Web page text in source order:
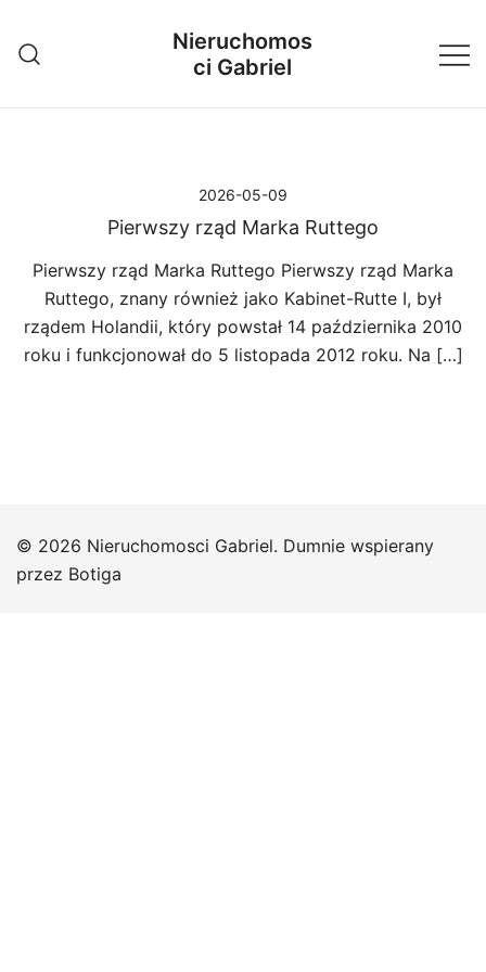
treści
Nieruchomos
ci Gabriel
2026-05-09
Pierwszy rząd Marka Ruttego
Pierwszy rząd Marka Ruttego Pierwszy rząd Marka
Ruttego, znany również jako Kabinet-Rutte I, był
rządem Holandii, który powstał 14 października 2010
roku i funkcjonował do 5 listopada 2012 roku. Na […]
© 2026 Nieruchomosci Gabriel. Dumnie wspierany
przez Botiga